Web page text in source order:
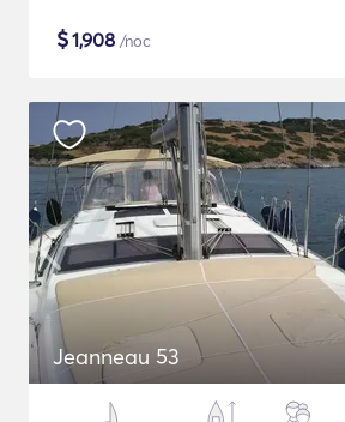
$1,908 /noc
Jeanneau 53